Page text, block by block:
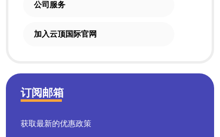
公司服务
加入云顶国际官网
订阅邮箱
获取最新的优惠政策